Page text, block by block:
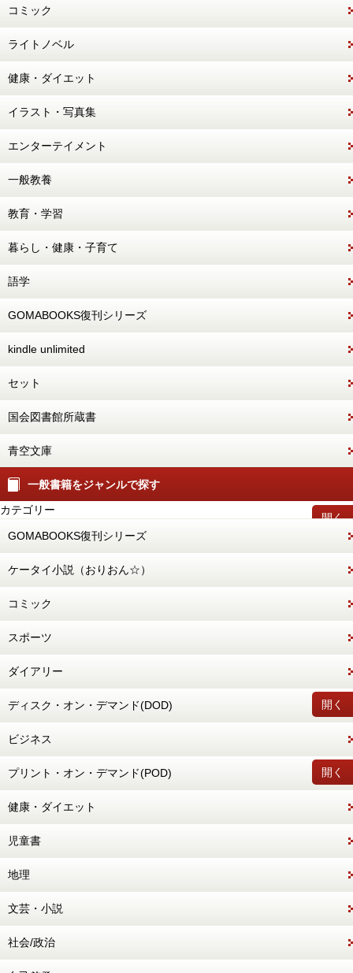
コミック
ライトノベル
健康・ダイエット
イラスト・写真集
エンターテイメント
一般教養
教育・学習
暮らし・健康・子育て
語学
GOMABOOKS復刊シリーズ
kindle unlimited
セット
国会図書館所蔵書
青空文庫
一般書籍をジャンルで探す
開く
カテゴリー
GOMABOOKS復刊シリーズ
ケータイ小説（おりおん☆）
コミック
スポーツ
ダイアリー
開く
ディスク・オン・デマンド(DOD)
ビジネス
開く
プリント・オン・デマンド(POD)
健康・ダイエット
児童書
地理
文芸・小説
社会/政治